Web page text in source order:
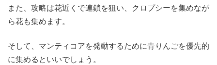
また、攻略は花近くで連鎖を狙い、クロプシーを集めなが
ら花も集めます。
そして、マンティコアを発動するために青りんごを優先的
に集めるといいでしょう。